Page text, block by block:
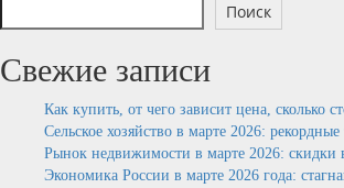
Поиск
Свежие записи
Как купить, от чего зависит цена, сколько
Сельское хозяйство в марте 2026:
Рынок недвижимости в марте 2026: скидки
Экономика России в марте 2026 года: